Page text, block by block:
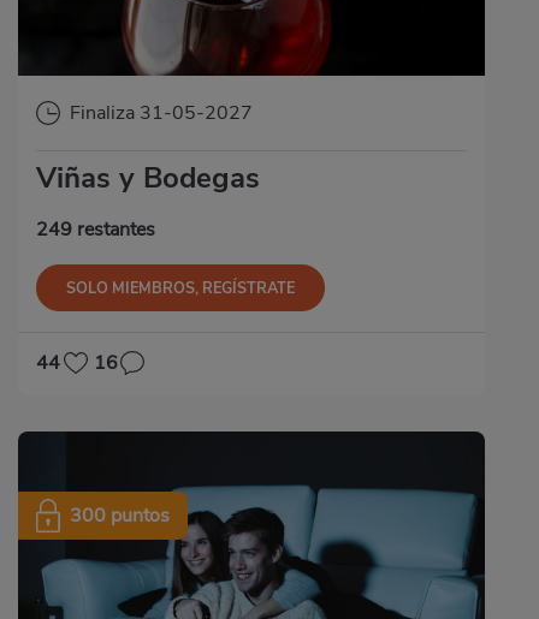
Finaliza 31-05-2027
Viñas y Bodegas
249 restantes
SOLO MIEMBROS, REGÍSTRATE
44 16
300 puntos